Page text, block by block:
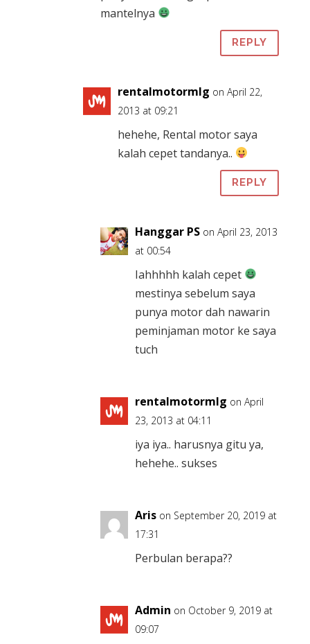
mantelnya
REPLY
rentalmotormlg on April 22,
2013 at 09:21
hehehe, Rental motor saya
kalah cepet tandanya..
REPLY
Hanggar PS on April 23, 2013
at 00:54
Iahhhhh kalah cepet
mestinya sebelum saya
punya motor dah nawarin
peminjaman motor ke saya
tuch
rentalmotormlg on April
23, 2013 at 04:11
iya iya.. harusnya gitu ya,
hehehe.. sukses
Aris on September 20, 2019 at
17:31
Perbulan berapa??
Admin on October 9, 2019 at
09:07